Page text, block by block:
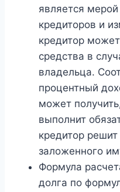
является
кредиторов и
кредитор
средства в
владельца.
процентный
может
выполнит
кредитор решит
заложенного
Формула
долга по